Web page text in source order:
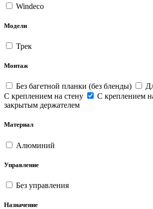
Windeco
Модели
Трек
Монтаж
Без багетной планки (без бленды)
С креплением на стену
С креплением
закрытым держателем
Материал
Алюминий
Управление
Без управления
Назначение